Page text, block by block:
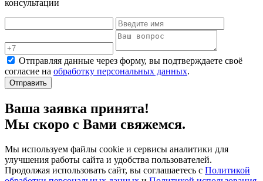
консультации
Отправляя данные через форму, вы подтверждаете своё
согласие на обработку персональных данных.
Отправить
Ваша заявка принята!
Мы скоро с Вами свяжемся.
Мы используем файлы cookie и сервисы аналитики для
улучшения работы сайта и удобства пользователей.
Продолжая использовать сайт, вы соглашаетесь с Политикой